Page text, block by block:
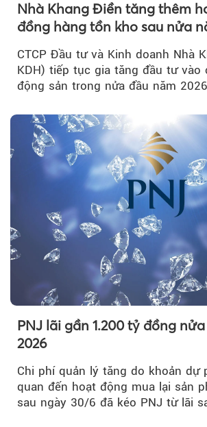
Nhà Khang Điền tăng thêm
đồng hàng tồn kho sau nửa
CTCP Đầu tư và Kinh doanh Nhà
KDH) tiếp tục gia tăng đầu tư vào
động sản trong nửa đầu năm
PNJ lãi gần 1.200 tỷ đồng
2026
Chi phí quản lý tăng do khoản dự
quan đến hoạt động mua lại sản
sau ngày 30/6 đã kéo PNJ từ lãi